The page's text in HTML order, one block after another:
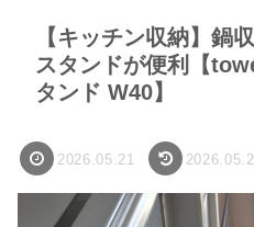
【キッチン収納】鍋
スタンドが便利【
タンド W40】
2026.05.21